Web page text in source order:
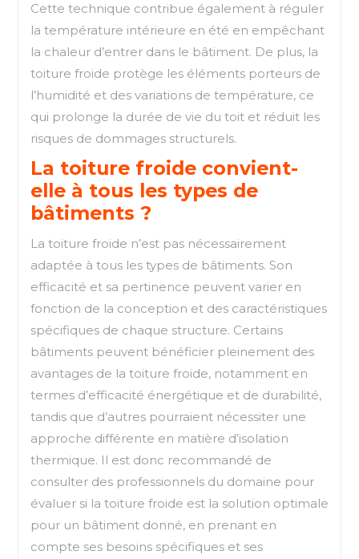
Cette technique contribue également à réguler
la température intérieure en été en empêchant
la chaleur d’entrer dans le bâtiment. De plus, la
toiture froide protège les éléments porteurs de
l’humidité et des variations de température, ce
qui prolonge la durée de vie du toit et réduit les
risques de dommages structurels.
La toiture froide convient-
elle à tous les types de
bâtiments ?
La toiture froide n’est pas nécessairement
adaptée à tous les types de bâtiments. Son
efficacité et sa pertinence peuvent varier en
fonction de la conception et des caractéristiques
spécifiques de chaque structure. Certains
bâtiments peuvent bénéficier pleinement des
avantages de la toiture froide, notamment en
termes d’efficacité énergétique et de durabilité,
tandis que d’autres pourraient nécessiter une
approche différente en matière d’isolation
thermique. Il est donc recommandé de
consulter des professionnels du domaine pour
évaluer si la toiture froide est la solution optimale
pour un bâtiment donné, en prenant en
compte ses besoins spécifiques et ses